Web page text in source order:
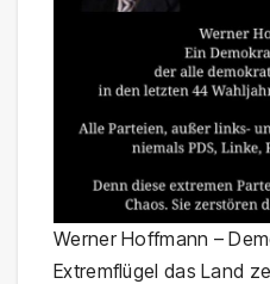
Werner Hoffmann –
Extremflügel das Land